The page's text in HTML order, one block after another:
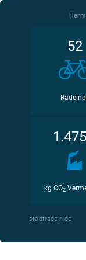
52
kg CO2
stadtradeln.de